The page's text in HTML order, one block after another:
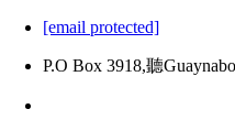
[email protected]
P.O Box 3918,聽